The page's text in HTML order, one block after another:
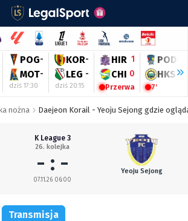
POG-
MOT-
dziś 17:30
KOR-
LEG -
dziś 20:15
HIR 1
CHI 0
Przerwa
POD
HKS 1
7'
nożna Daejeon Korail - Yeoju Sejong gdzie
K League 3
26. kolejka
- : -
07.11.26 06:00
Yeoju Sejong
Transmisja